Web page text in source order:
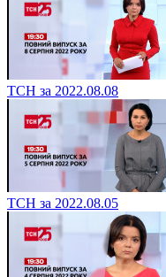
ТСН за 2022.08.08
ТСН за 2022.08.05